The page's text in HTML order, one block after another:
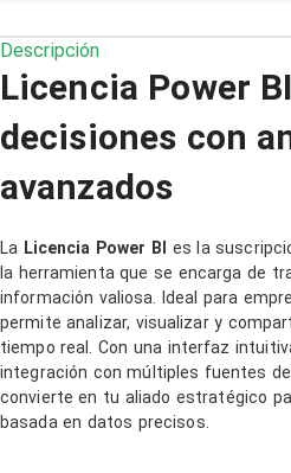
Descripción
Licencia Power
decisiones con
avanzados
La Licencia Power BI
es la
la herramienta que se encarga de
información valiosa. Ideal para
permite analizar, visualizar y
tiempo real. Con una interfaz
integración con múltiples fuentes
convierte en tu aliado estratégico
basada en datos precisos.